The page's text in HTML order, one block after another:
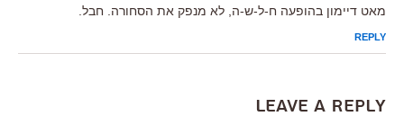
מאט דיימון בהופעה ח-ל-ש-ה, לא מנפק את הסחורה. חבל.
REPLY
Leave a Reply